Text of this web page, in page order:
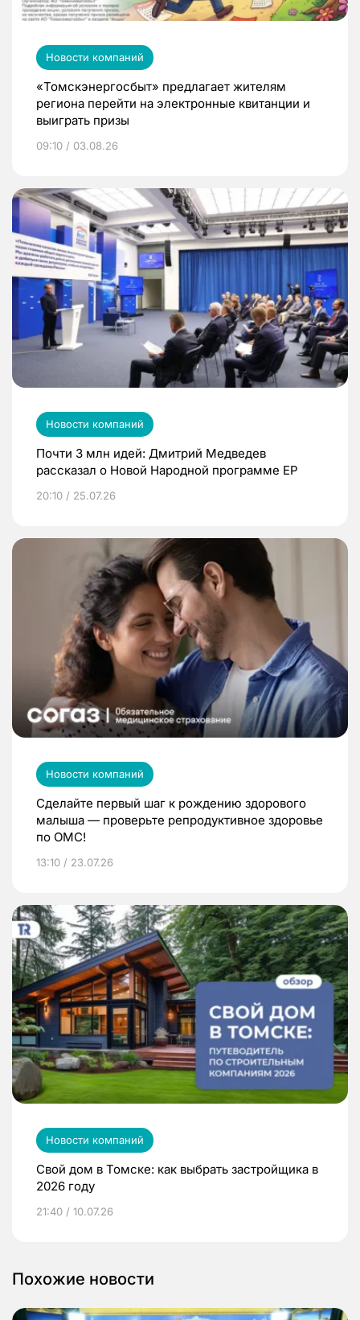
Новости компаний
«Томскэнергосбыт» предлагает жителям
региона перейти на электронные квитанции и
выиграть призы
09:10 / 03.08.26
Новости компаний
Почти 3 млн идей: Дмитрий Медведев
рассказал о Новой Народной программе ЕР
20:10 / 25.07.26
Новости компаний
Сделайте первый шаг к рождению здорового
малыша — проверьте репродуктивное здоровье
по ОМС!
13:10 / 23.07.26
Новости компаний
Свой дом в Томске: как выбрать застройщика в
2026 году
21:40 / 10.07.26
Похожие новости